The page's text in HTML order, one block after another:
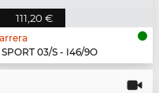
111,20 €
SPORT 03/S - I46/9O